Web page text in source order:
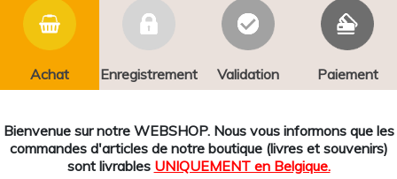
Achat Enregistrement Validation Paiement
Bienvenue sur notre WEBSHOP. Nous vous informons que les
commandes d'articles de notre boutique (livres et souvenirs)
sont livrables UNIQUEMENT en Belgique.